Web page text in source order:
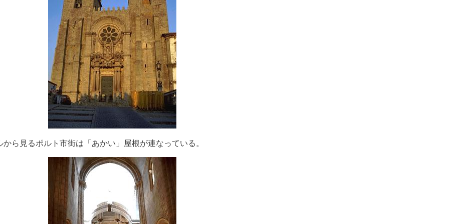
から見るポルト市街は「あかい」屋根が連なっている。